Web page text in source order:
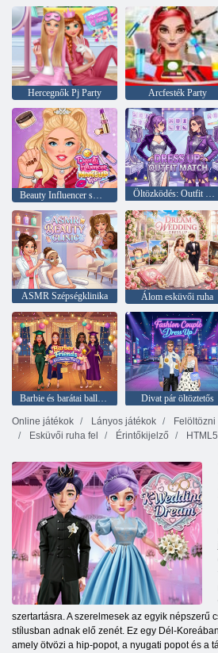
Hercegnők Pj Party Arcfesték Party
Öltözködés: Outfit Match
ASMR Szépségklinika Álom esküvői ruha
Barbie és barátai ballagási parti Divat pár öltöztetős
Online játékok
Lányos játékok Felöltözni
Esküvői ruha fel
Érintőkijelző HTML5
szertartásra. A szerelmesek az egyik népszerű
stílusban adnak elő zenét. Ez egy Dél-
amely ötvözi a hip-popot, a nyugati popot és a